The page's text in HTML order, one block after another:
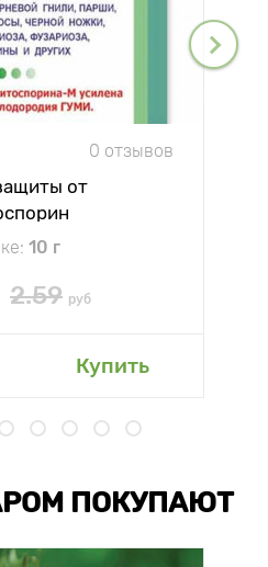
0 отзывов
от
10 г
2.59 руб
Купить
ПОКУПАЮТ